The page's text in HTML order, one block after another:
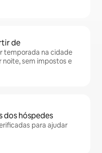
de
temporada na cidade
noite, sem impostos e
dos hóspedes
para ajudar